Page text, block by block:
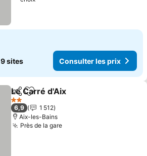
9 sites Consulter les prix
PartagerAjouter à mes favoris
Le Carré d'Aix
2 Étoiles
6,9
1 512
Aix-les-Bains
Près de la gare